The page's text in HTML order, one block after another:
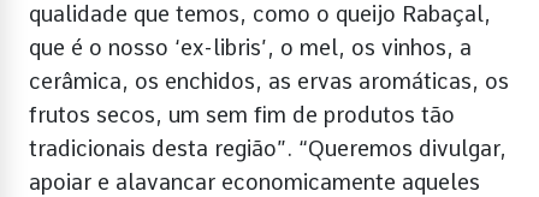
qualidade que temos, como o queijo Rabaçal,
que é o nosso ‘ex-libris’, o mel, os vinhos, a
cerâmica, os enchidos, as ervas aromáticas, os
frutos secos, um sem fim de produtos tão
tradicionais desta região”. “Queremos divulgar,
apoiar e alavancar economicamente aqueles